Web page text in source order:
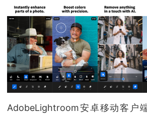
AdobeLightroom安卓移动客户